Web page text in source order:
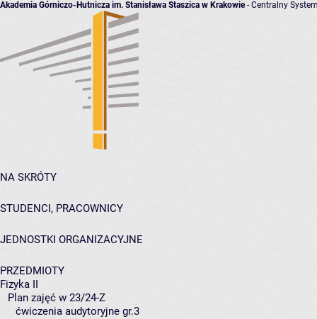
Akademia Górniczo-Hutnicza im. Stanisława Staszica w Krakowie- Centralny
NA SKRÓTY
STUDENCI, PRACOWNICY
JEDNOSTKI ORGANIZACYJNE
PRZEDMIOTY
Fizyka II
Plan zajęć w 23/24-Z
ćwiczenia audytoryjne gr.3